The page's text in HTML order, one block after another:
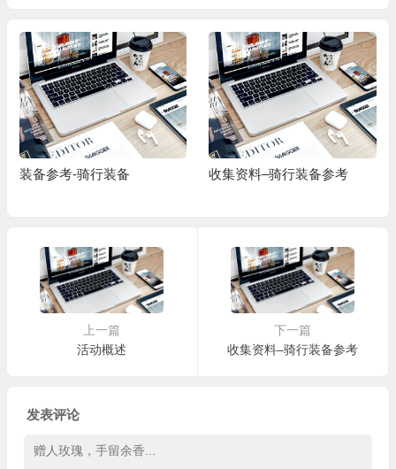
装备参考-骑行装备 收集资料–骑行装备参考
上一篇
活动概述
下一篇
收集资料–骑行装备参考
发表评论